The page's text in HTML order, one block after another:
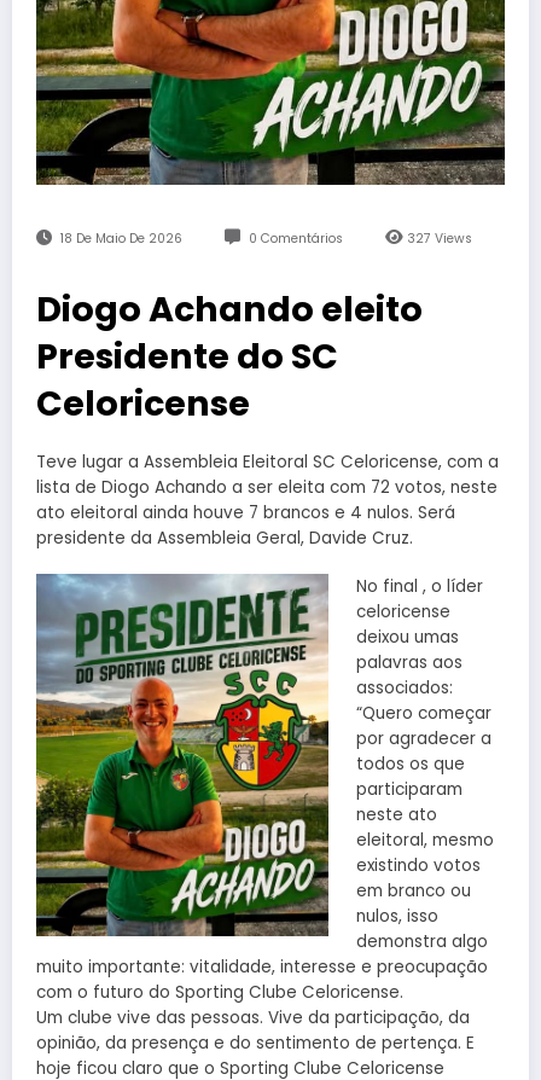
18 De Maio De 2026 0 Comentários 327Views
Diogo Achando eleito
Presidente do SC
Celoricense
Teve lugar a Assembleia Eleitoral SC Celoricense, com a
lista de Diogo Achando a ser eleita com 72 votos, neste
ato eleitoral ainda houve 7 brancos e 4 nulos. Será
presidente da Assembleia Geral, Davide Cruz.
No final , o líder
celoricense
deixou umas
palavras aos
associados:
“Quero começar
por agradecer a
todos os que
participaram
neste ato
eleitoral, mesmo
existindo votos
em branco ou
nulos, isso
demonstra algo
muito importante: vitalidade, interesse e preocupação
com o futuro do Sporting Clube Celoricense.
Um clube vive das pessoas. Vive da participação, da
opinião, da presença e do sentimento de pertença. E
hoje ficou claro que o Sporting Clube Celoricense